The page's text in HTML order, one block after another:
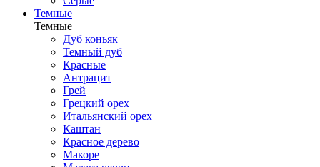
Темные
Темные
Дуб коньяк
Темный дуб
Красные
Антрацит
Грей
Грецкий орех
Итальянский орех
Каштан
Красное дерево
Макоре